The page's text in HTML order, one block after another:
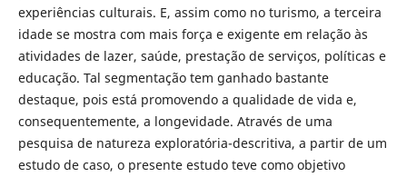
experiências culturais. E, assim como no turismo, a terceira
idade se mostra com mais força e exigente em relação às
atividades de lazer, saúde, prestação de serviços, políticas e
educação. Tal segmentação tem ganhado bastante
destaque, pois está promovendo a qualidade de vida e,
consequentemente, a longevidade. Através de uma
pesquisa de natureza exploratória-descritiva, a partir de um
estudo de caso, o presente estudo teve como objetivo